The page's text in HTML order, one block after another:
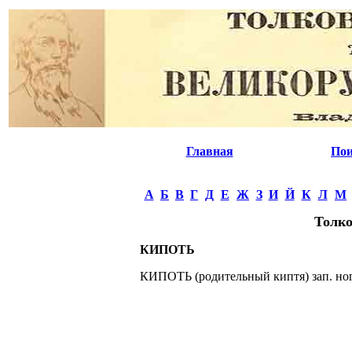
Главная
А Б В Г Д Е Ж З И Й К Л М
КИПОТЬ
КИПОТЬ (родительный киптя) зап.